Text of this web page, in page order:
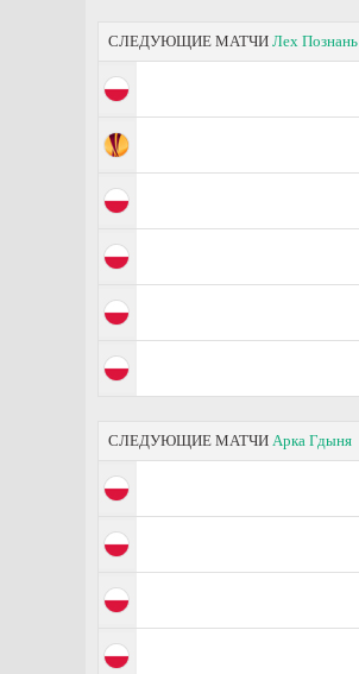
СЛЕДУЮЩИЕ МАТЧИ Лех Познань
СЛЕДУЮЩИЕ МАТЧИ Арка Гдыня